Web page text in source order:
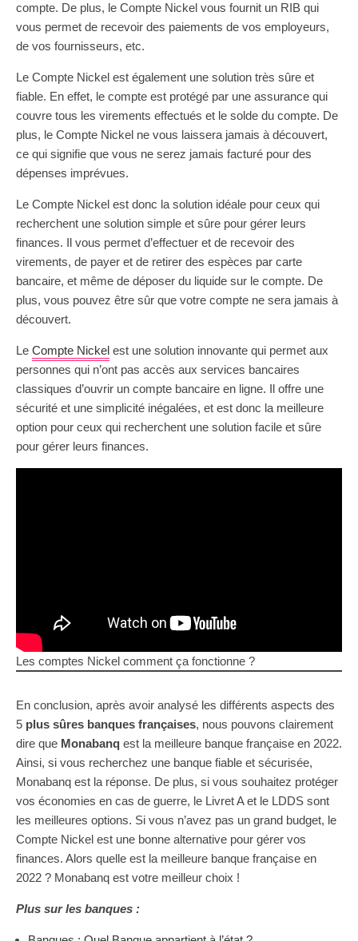
compte. De plus, le Compte Nickel vous fournit un RIB qui
vous permet de recevoir des paiements de vos employeurs,
de vos fournisseurs, etc.
Le Compte Nickel est également une solution très sûre et
fiable. En effet, le compte est protégé par une assurance qui
couvre tous les virements effectués et le solde du compte. De
plus, le Compte Nickel ne vous laissera jamais à découvert,
ce qui signifie que vous ne serez jamais facturé pour des
dépenses imprévues.
Le Compte Nickel est donc la solution idéale pour ceux qui
recherchent une solution simple et sûre pour gérer leurs
finances. Il vous permet d’effectuer et de recevoir des
virements, de payer et de retirer des espèces par carte
bancaire, et même de déposer du liquide sur le compte. De
plus, vous pouvez être sûr que votre compte ne sera jamais à
découvert.
Le Compte Nickel est une solution innovante qui permet aux
personnes qui n’ont pas accès aux services bancaires
classiques d’ouvrir un compte bancaire en ligne. Il offre une
sécurité et une simplicité inégalées, et est donc la meilleure
option pour ceux qui recherchent une solution facile et sûre
pour gérer leurs finances.
Les comptes Nickel comment ça fonctionne ?
En conclusion, après avoir analysé les différents aspects des
5 plus sûres banques françaises, nous pouvons clairement
dire que Monabanq est la meilleure banque française en 2022.
Ainsi, si vous recherchez une banque fiable et sécurisée,
Monabanq est la réponse. De plus, si vous souhaitez protéger
vos économies en cas de guerre, le Livret A et le LDDS sont
les meilleures options. Si vous n’avez pas un grand budget, le
Compte Nickel est une bonne alternative pour gérer vos
finances. Alors quelle est la meilleure banque française en
2022 ? Monabanq est votre meilleur choix !
Plus sur les banques :